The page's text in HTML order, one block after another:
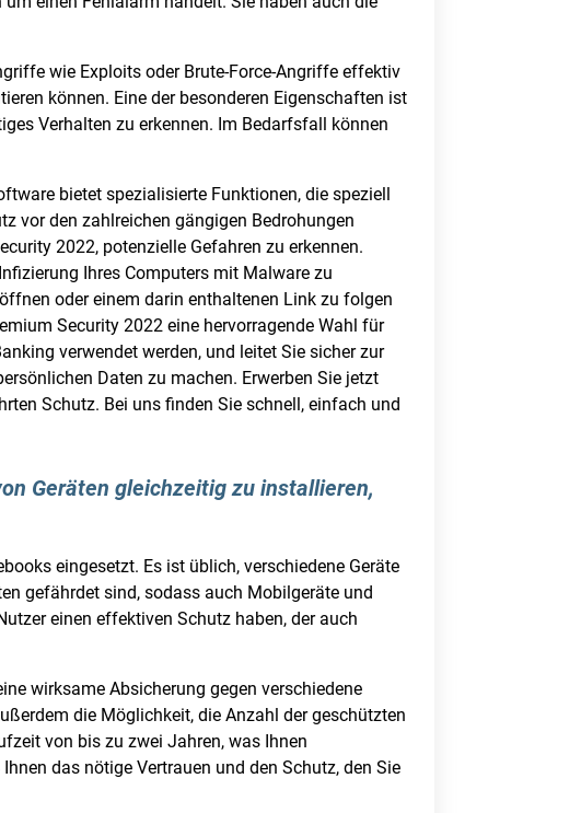
wie Exploits oder Brute-Force-Angriffe effektiv
können. Eine der besonderen Eigenschaften ist
Verhalten zu erkennen. Im Bedarfsfall können
bietet spezialisierte Funktionen, die speziell
vor den zahlreichen gängigen Bedrohungen
2022, potenzielle Gefahren zu erkennen.
Ihres Computers mit Malware zu
oder einem darin enthaltenen Link zu folgen
Security 2022 eine hervorragende Wahl für
verwendet werden, und leitet Sie sicher zur
Daten zu machen. Erwerben Sie jetzt
Schutz. Bei uns finden Sie schnell, einfach und
Geräten gleichzeitig zu installieren,
eingesetzt. Es ist üblich, verschiedene Geräte
gefährdet sind, sodass auch Mobilgeräte und
einen effektiven Schutz haben, der auch
wirksame Absicherung gegen verschiedene
die Möglichkeit, die Anzahl der geschützten
von bis zu zwei Jahren, was Ihnen
das nötige Vertrauen und den Schutz, den Sie